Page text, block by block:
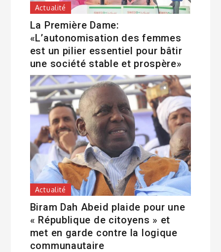
Actualité
La Première Dame:
«L’autonomisation des femmes
est un pilier essentiel pour bâtir
une société stable et prospère»
Actualité
Biram Dah Abeid plaide pour une
« République de citoyens » et
met en garde contre la logique
communautaire